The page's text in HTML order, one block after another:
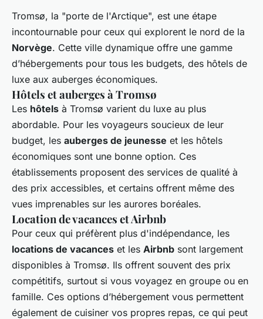
Tromsø, la "porte de l'Arctique", est une étape
incontournable pour ceux qui explorent le nord de la
Norvège. Cette ville dynamique offre une gamme
d’hébergements pour tous les budgets, des hôtels de
luxe aux auberges économiques.
Hôtels et auberges à Tromsø
Les hôtels à Tromsø varient du luxe au plus
abordable. Pour les voyageurs soucieux de leur
budget, les auberges de jeunesse et les hôtels
économiques sont une bonne option. Ces
établissements proposent des services de qualité à
des prix accessibles, et certains offrent même des
vues imprenables sur les aurores boréales.
Location de vacances et Airbnb
Pour ceux qui préfèrent plus d'indépendance, les
locations de vacances et les Airbnb sont largement
disponibles à Tromsø. Ils offrent souvent des prix
compétitifs, surtout si vous voyagez en groupe ou en
famille. Ces options d’hébergement vous permettent
également de cuisiner vos propres repas, ce qui peut